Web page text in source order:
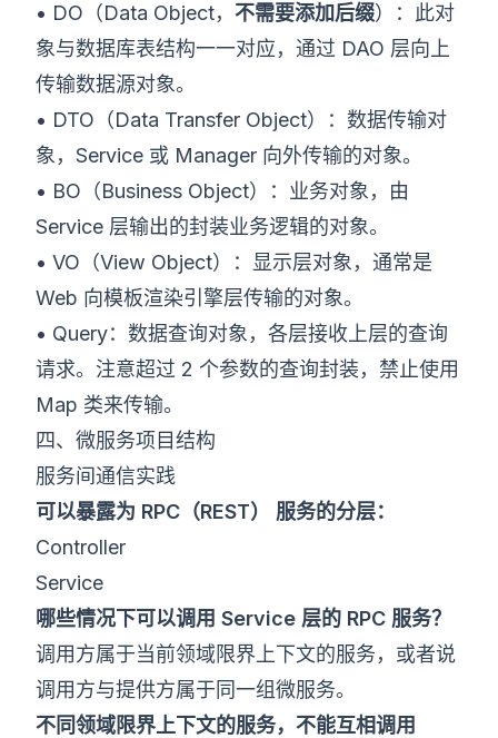
• DO（Data Object， 不需要添加后缀）：此对
象与数据库表结构一一对应，通过 DAO 层向上
传输数据源对象。
• DTO（Data Transfer Object）：数据传输对
象，Service 或 Manager 向外传输的对象。
• BO（Business Object）：业务对象，由
Service 层输出的封装业务逻辑的对象。
• VO（View Object）：显示层对象，通常是
Web 向模板渲染引擎层传输的对象。
• Query：数据查询对象，各层接收上层的查询
请求。注意超过 2 个参数的查询封装，禁止使用
Map 类来传输。
四、微服务项目结构
服务间通信实践
可以暴露为 RPC（REST） 服务的分层：
Controller
Service
哪些情况下可以调用 Service 层的 RPC 服务？
调用方属于当前领域限界上下文的服务，或者说
调用方与提供方属于同一组微服务。
不同领域限界上下文的服务，不能互相调用